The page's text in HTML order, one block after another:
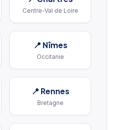
Centre-Val de Loire
📍 Nîmes
Occitanie
📍 Rennes
Bretagne